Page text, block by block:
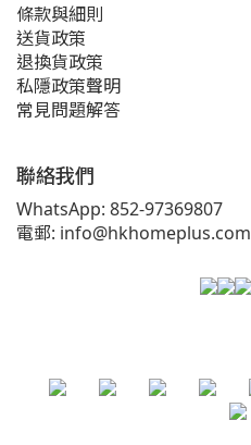
條款與細則
送貨政策
退換貨政策
私隱政策聲明
常見問題解答
聯絡我們
WhatsApp: 852-97369807
電郵: info@hkhomeplus.com